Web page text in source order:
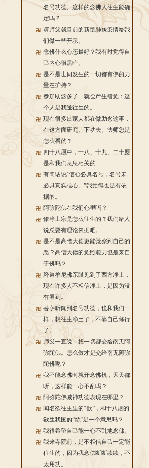
名号功德。这样的念佛人往生能确
定吗？
请师父就目前的新型肺炎疫情给我
们做一些开示。
念佛什么心态最好？我有时觉得自
己内心很黑暗。
是不是世间发生的一切都有佛的力
量在护持？
参加助念多了，就会产生错觉：这
个人是我送往生的。
现在很多出家人都在做助念这事，
在这方面研究、下功夫。法师您是
怎么看的？
四十八愿中，十八、十九、二十愿
是和我们息息相关的
有句话说“信心必具名号，名号未
必具真实信心。”我觉得也是有依
据的。
阿弥陀佛在我们心里吗？
修净土宗是怎么往生的？我们给人
说总要有理论依据吧。
是不是高僧大德更能觉察到自己的
恶？高僧大德的觉照能力也是来自
于佛吗？
释迦牟尼佛亲眼见到了西方净土，
现在许多人不相信净土，是因为没
有看到。
菩萨听闻到名号功德，也和我们一
样，想往生净土了，不靠自己修行
了。
师父一直说：把一切都交给南无阿
弥陀佛。怎么做才是交给南无阿弥
陀佛呢？
我不能念佛时就开念佛机，天天都
听，这样能一心不乱吗？
阿弥陀佛威神功德表现在哪里？
闻名欲往生里的“欲”，和十八愿的
欲生我国的“欲”是一个意思吗？
我很希望自己能一心不乱地念佛。
我来寺院前，是不相信自己一定能
往生的，因为我念佛断断续续，不
太用功。